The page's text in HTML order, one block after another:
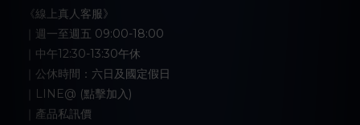
《線上真人客服》
｜週一至週五 09:00-18:00
｜中午12:30-13:30午休
｜公休時間：六日及國定假日
｜LINE@ (點擊加入)
｜產品私訊價